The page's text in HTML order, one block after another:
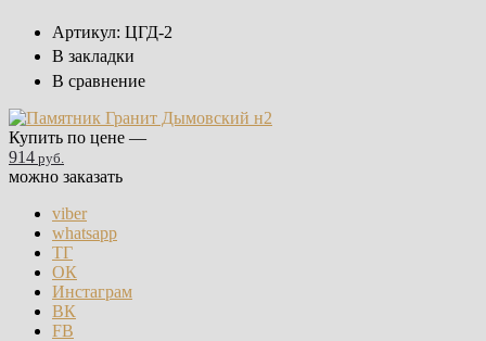
Артикул: ЦГД-2
В закладки
В сравнение
Купить по цене —
914 руб.
можно заказать
viber
whatsapp
ТГ
ОК
Инстаграм
ВК
FB